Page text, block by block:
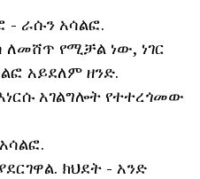
- ራሱን አሳልፎ.
ለመሸጥ የሚቻል ነው, ነገር
አይደለም ዘንድ.
አገልግሎት የተተረጎመው
ክህደት - አንድ